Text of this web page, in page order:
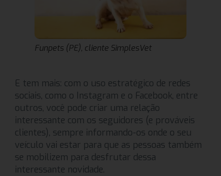
Funpets (PE), cliente SimplesVet
E tem mais: com o uso estratégico de redes
sociais, como o Instagram e o Facebook, entre
outros, você pode criar uma relação
interessante com os seguidores (e prováveis
clientes), sempre informando-os onde o seu
veículo vai estar para que as pessoas também
se mobilizem para desfrutar dessa
interessante novidade.